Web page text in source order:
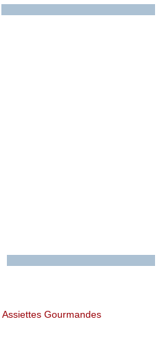
Assiettes Gourmandes